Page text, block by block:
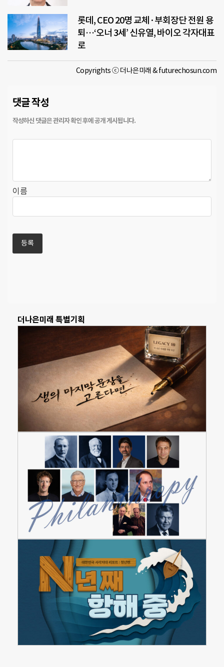
롯데, CEO 20명 교체·부회장단 전원 용
퇴…‘오너 3세’ 신유열, 바이오 각자대표
로
Copyrights ⓒ 더나은미래 & futurechosun.com
댓글 작성
이름
더나은미래 특별기획